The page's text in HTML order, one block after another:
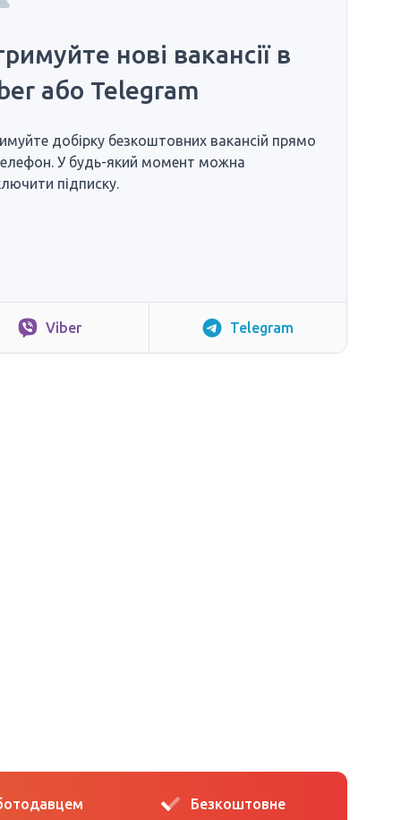
нові вакансії в
або Telegram
добірку безкоштовних вакансій прямо
У будь-який момент можна
підписку.
Viber Telegram
Безкоштовне